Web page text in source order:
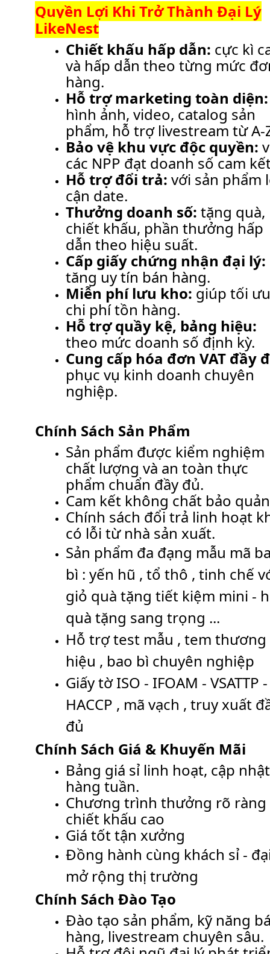
Quyền Lợi Khi Trở Thành Đại Lý
LikeNest
Chiết khấu hấp dẫn: cực kì
và hấp dẫn theo từng mức
hàng.
Hỗ trợ marketing toàn diện:
hình ảnh, video, catalog sản
phẩm, hỗ trợ livestream từ A-
Bảo vệ khu vực độc quyền:
các NPP đạt doanh số cam
Hỗ trợ đổi trả: với sản phẩm
cận date.
Thưởng doanh số: tặng quà,
chiết khấu, phần thưởng hấp
dẫn theo hiệu suất.
Cấp giấy chứng nhận đại lý:
tăng uy tín bán hàng.
Miễn phí lưu kho: giúp tối
chi phí tồn hàng.
Hỗ trợ quầy kệ, bảng hiệu:
theo mức doanh số định kỳ.
Cung cấp hóa đơn VAT đầy
phục vụ kinh doanh chuyên
nghiệp.
Chính Sách Sản Phẩm
Sản phẩm được kiểm nghiệm
chất lượng và an toàn thực
phẩm chuẩn đầy đủ.
Cam kết không chất bảo quản
Chính sách đổi trả linh hoạt
có lỗi từ nhà sản xuất.
Sản phẩm đa đạng mẫu mã
bì : yến hũ , tổ thô , tinh chế
giỏ quà tặng tiết kiệm mini -
quà tặng sang trọng ...
Hỗ trợ test mẫu , tem thương
hiệu , bao bì chuyên nghiệp
Giấy tờISO - IFOAM - VSATTP -
HACCP , mã vạch , truy xuất
đủ
Chính Sách Giá & Khuyến Mãi
Bảng giá sỉ linh hoạt, cập nhật
hàng tuần.
Chương trình thưởng rõ ràng
chiết khấu cao
Giá tốt tận xưởng
Đồng hành cùng khách sỉ -
mở rộng thị trường
Chính Sách Đào Tạo
Đào tạo sản phẩm, kỹ năng
hàng, livestream chuyên sâu.